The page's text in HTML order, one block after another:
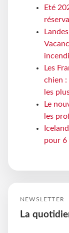
Eté
Les
chien :
les
Le
les
pour 6
NEWSLETTER
La